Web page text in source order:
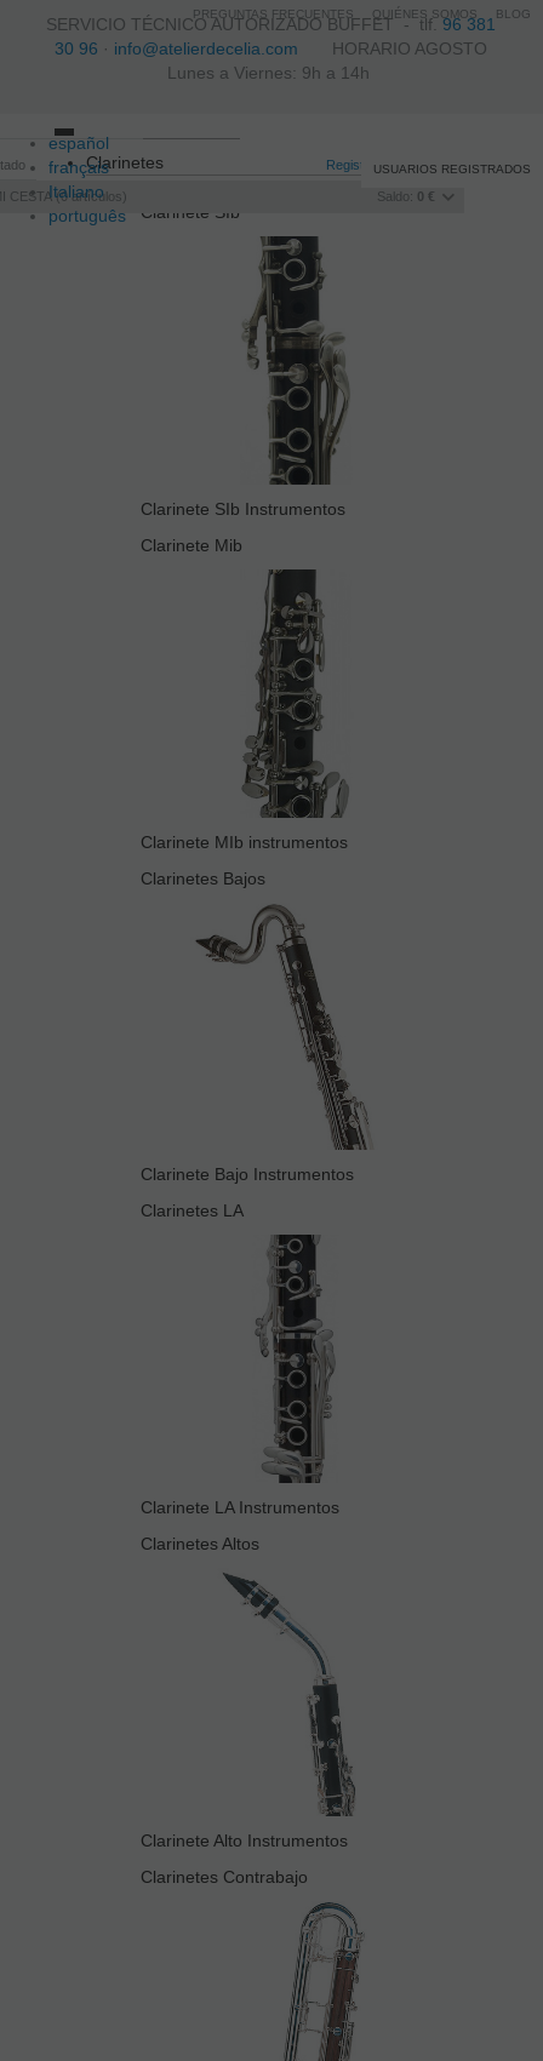
SERVICIO TÉCNICO AUTORIZADO BUFFET -tlf.96 381
30 96 · info@atelierdecelia.com HORARIO AGOSTO
Lunes a Viernes: 9h a 14h
español
français
Italiano
português
Registro /Iniciar sesión
CESTA 0artículos Saldo: 0 €
USUARIOS REGISTRADOS
Toggle
navigation
Clarinetes
Clarinete SIb
Clarinete SIb Instrumentos
Clarinete Mib
Clarinete MIb instrumentos
Clarinetes Bajos
Clarinete Bajo Instrumentos
Clarinetes LA
Clarinete LA Instrumentos
Clarinetes Altos
Clarinete Alto Instrumentos
Clarinetes Contrabajo
PREGUNTAS FRECUENTES QUIÉNES SOMOS BLOG